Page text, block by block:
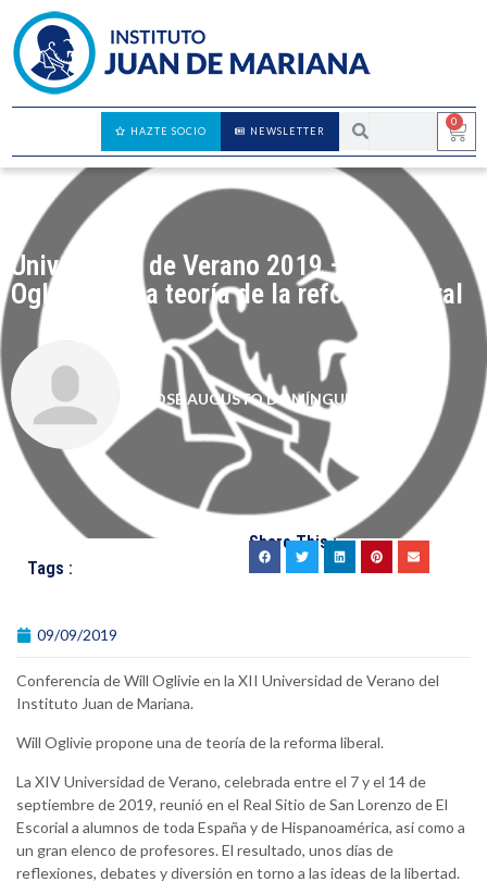
0
NEWSLETTER
HAZTE SOCIO
Universidad de Verano 2019 – Will
Oglivie – Una teoría de la reforma liberal
JOSÉ AUGUSTO DOMÍNGUEZ
Tags :
Share This :
09/09/2019
Conferencia de Will Oglivie en la XII Universidad de Verano del
Instituto Juan de Mariana.
Will Oglivie propone una de teoría de la reforma liberal.
La XIV Universidad de Verano, celebrada entre el 7 y el 14 de
septiembre de 2019, reunió en el Real Sitio de San Lorenzo de El
Escorial a alumnos de toda España y de Hispanoamérica, así como a
un gran elenco de profesores. El resultado, unos días de
reflexiones, debates y diversión en torno a las ideas de la libertad.